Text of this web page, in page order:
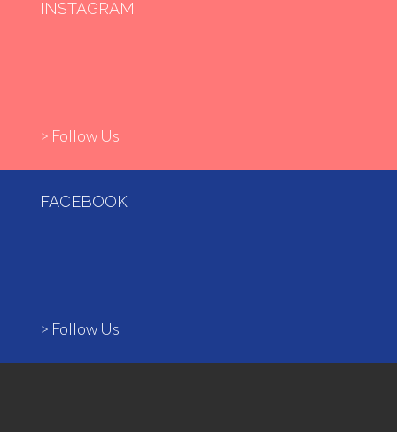
INSTAGRAM
> Follow Us
FACEBOOK
> Follow Us